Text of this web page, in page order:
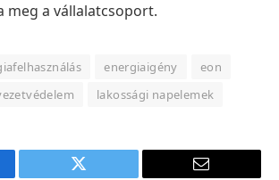
meg a vállalatcsoport.
energiaigény
eon
lakossági napelemek